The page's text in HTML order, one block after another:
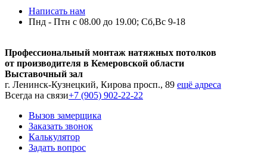
Написать нам
Пнд - Птн с 08.00 до 19.00; Сб,Вс 9-18
Профессиональный монтаж натяжных потолков
от производителя в Кемеровской области
Выставочный зал
г. Ленинск-Кузнецкий, Кирова просп., 89 ещё адреса
Всегда на связи+7 (905) 902-22-22
Вызов замерщика
Заказать звонок
Калькулятор
Задать вопрос